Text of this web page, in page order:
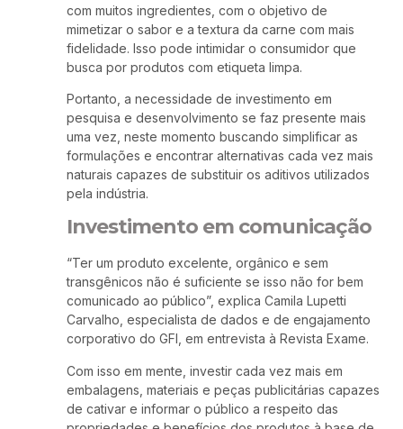
com muitos ingredientes, com o objetivo de
mimetizar o sabor e a textura da carne com mais
fidelidade. Isso pode intimidar o consumidor que
busca por produtos com etiqueta limpa.
Portanto, a necessidade de investimento em
pesquisa e desenvolvimento se faz presente mais
uma vez, neste momento buscando simplificar as
formulações e encontrar alternativas cada vez mais
naturais capazes de substituir os aditivos utilizados
pela indústria.
Investimento em comunicação
“Ter um produto excelente, orgânico e sem
transgênicos não é suficiente se isso não for bem
comunicado ao público”, explica Camila Lupetti
Carvalho, especialista de dados e de engajamento
corporativo do GFI, em entrevista à Revista Exame.
Com isso em mente, investir cada vez mais em
embalagens, materiais e peças publicitárias capazes
de cativar e informar o público a respeito das